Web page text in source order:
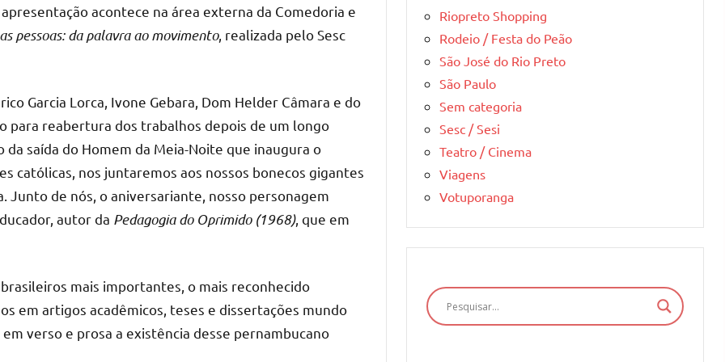
acontece na área externa da Comedoria e
pessoas: da palavra ao movimento, realizada pelo Sesc
Garcia Lorca, Ivone Gebara, Dom Helder Câmara e do
para reabertura dos trabalhos depois de um longo
saída do Homem da Meia-Noite que inaugura o
católicas, nos juntaremos aos nossos bonecos gigantes
Junto de nós, o aniversariante, nosso personagem
autor da Pedagogia do Oprimido (1968), que em
mais importantes, o mais reconhecido
em artigos acadêmicos, teses e dissertações mundo
verso e prosa a existência desse pernambucano
Riopreto Shopping
Rodeio / Festa do Peão
São José do Rio Preto
São Paulo
Sem categoria
Sesc / Sesi
Teatro / Cinema
Viagens
Votuporanga